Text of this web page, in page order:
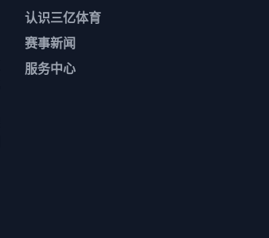
认识三亿体育
赛事新闻
服务中心